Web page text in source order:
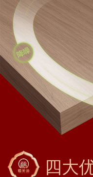
四大